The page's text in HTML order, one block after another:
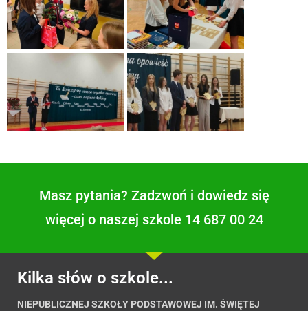
Masz pytania? Zadzwoń i dowiedz się
więcej o naszej szkole 14 687 00 24
Kilka słów o szkole...
NIEPUBLICZNEJ SZKOŁY PODSTAWOWEJ IM. ŚWIĘTEJ